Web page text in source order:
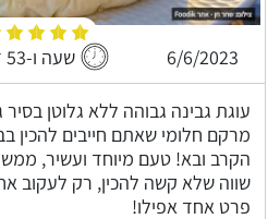
6/6/2023 שעה ו-53 דקות
עוגת גבינה גבוהה ללא גלוטן
מרקם חלומי שאתם חייבים להכין
הקרב ובא! טעם מיוחד ועשיר, ממש
שווה שלא קשה להכין, רק לעקוב
פרט אחד אפילו!